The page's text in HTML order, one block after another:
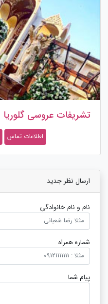
تشریفات عروسی گلوریا
اطلاعات تماس
ارسال نظر جدید
نام و نام خانوادگی
شماره همراه
پیام شما